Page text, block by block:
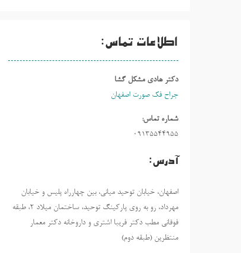
اطلاعات تماس:
دکتر هادی مشکل گشا
جراح فک صورت اصفهان
شماره تماس:
09135544955
آدرس:
اصفهان، خیابان توحید میانی، بین چهارراه پلیس و خیابان
مهرداد، رو به روی پارکینگ توحید، ساختمان میلاد ٢، طبقه
فوقانی مطب دکتر فریبا اشتری و داروخانه دکتر معمار
منتظرین (طبقه دوم)